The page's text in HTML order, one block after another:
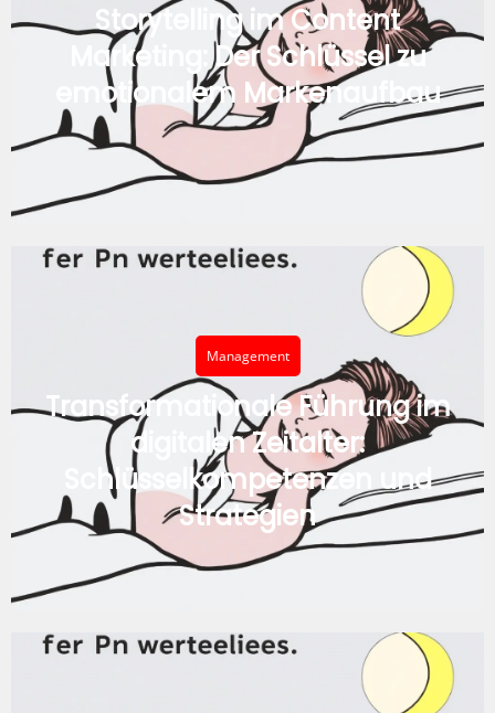
Storytelling im Content
Marketing: Der Schlüssel zu
emotionalem Markenaufbau
Management
Transformationale Führung im
digitalen Zeitalter:
Schlüsselkompetenzen und
Strategien